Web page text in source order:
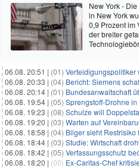
New York -
in New York
0,9 Prozent im
der breiter
06.08. 20:51 | (01)
06.08. 20:33 | (04) Bericht: Siemens
06.08. 20:14 | (01) Bundesanwaltschaft
06.08. 19:54 | (05) Sprengstoff-Drohne
06.08. 19:23 | (08) Schulze will
06.08. 19:20 | (03) Warten auf
06.08. 18:58 | (04) Bilger sieht
06.08. 18:44 | (03) Studie: Wirtschaft
06.08. 18:42 | (05) Verfassungsschutz
06.08. 18:20 | (00) Ex-Caritas-Chef